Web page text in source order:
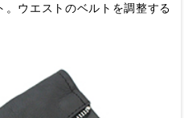
ウエストのベルトを調整する